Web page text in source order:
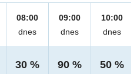
08:00
dnes
30 %
09:00
dnes
90 %
10:00
dnes
50 %